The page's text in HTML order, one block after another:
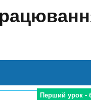
Перший урок -